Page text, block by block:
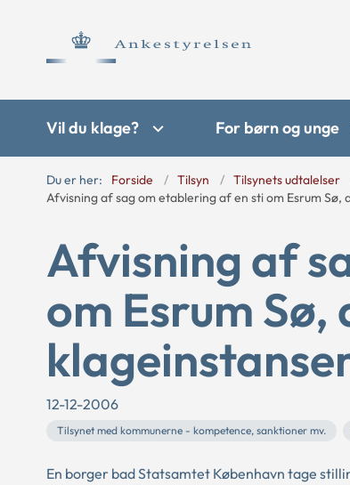
Vil du klage? For børn og unge
Du er her: Forside Tilsyn Tilsynets udtalelser
Afvisning af sag om etablering af en sti om Esrum
Afvisning af
om Esrum
12-12-2006
Tilsynet med kommunerne - kompetence, sanktioner mv.
En borger bad Statsamtet København tage